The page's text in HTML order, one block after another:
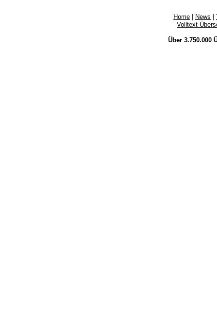
Home News
Volltext-
Über 3.750.000